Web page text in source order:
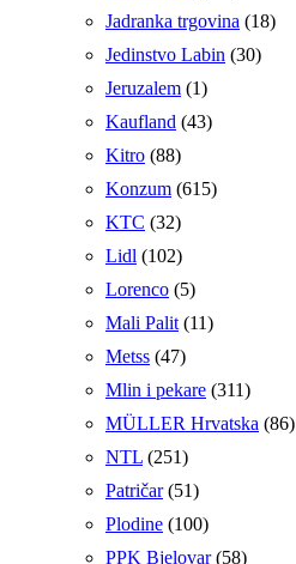
Jadranka trgovina (18)
Jedinstvo Labin (30)
Jeruzalem (1)
Kaufland (43)
Kitro (88)
Konzum (615)
KTC (32)
Lidl (102)
Lorenco (5)
Mali Palit (11)
Metss (47)
Mlin i pekare (311)
MÜLLER Hrvatska (86)
NTL (251)
Patričar(51)
Plodine (100)
PPK Bjelovar(58)